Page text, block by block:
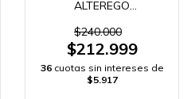
ALTEREGO
REPARACIÓN CAPILAR
y ENVÍO RÁPIDO
COLOMBIA -
$240.000
$212.999
36 cuotas sin intereses de
$5.917